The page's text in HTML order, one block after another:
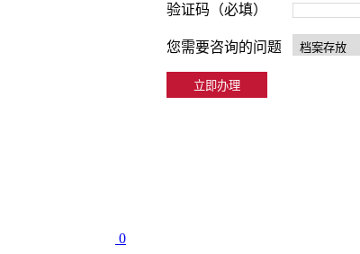
验证码（必填）
您需要咨询的问题
0